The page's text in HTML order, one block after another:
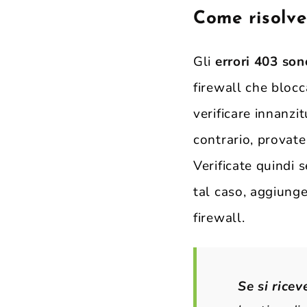
Come
Gli errori 403
firewall che
verificare
contrario,
Verificate quindi
tal caso,
firewall.
Se si